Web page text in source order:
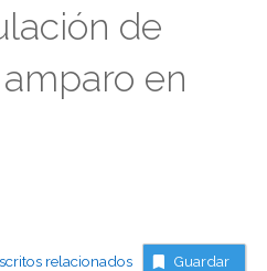
de
en
relacionados Guardar